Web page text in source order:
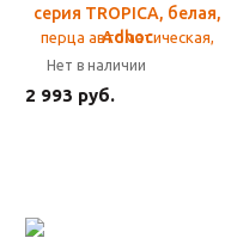
серия TROPICA, белая,
Adhoc
Нет в наличии
2 993 руб.